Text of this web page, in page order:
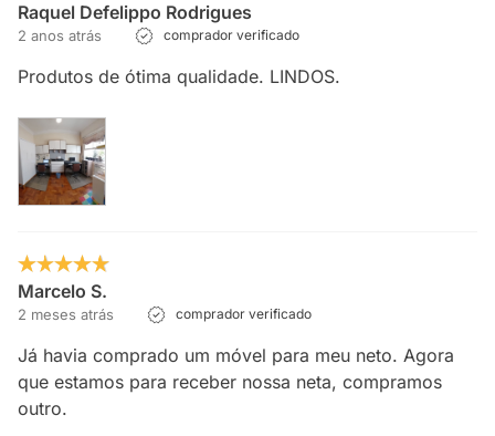
Raquel Defelippo Rodrigues
2 anos atrás comprador verificado
Produtos de ótima qualidade. LINDOS.
Marcelo S.
2 meses atrás comprador verificado
Já havia comprado um móvel para meu neto. Agora
que estamos para receber nossa neta, compramos
outro.